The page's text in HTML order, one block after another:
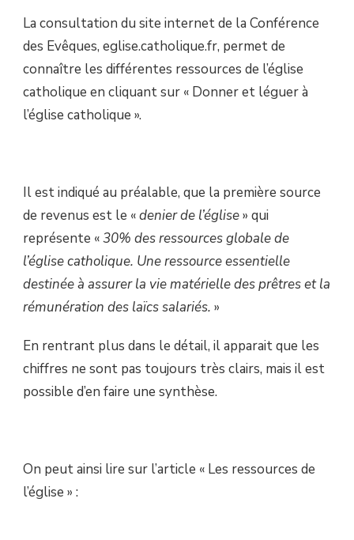
La consultation du site internet de la Conférence
des Evêques, eglise.catholique.fr, permet de
connaître les différentes ressources de l’église
catholique en cliquant sur « Donner et léguer à
l’église catholique ».
Il est indiqué au préalable, que la première source
de revenus est le «denier de l’église» qui
représente «30% des ressources globale de
l’église catholique. Une ressource essentielle
destinée à assurer la vie matérielle des prêtres et la
rémunération des laïcs salariés. »
En rentrant plus dans le détail, il apparait que les
chiffres ne sont pas toujours très clairs, mais il est
possible d’en faire une synthèse.
On peut ainsi lire sur l’article « Les ressources de
l’église » :